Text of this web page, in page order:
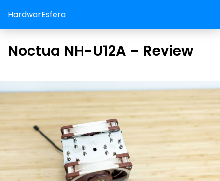
HardwarEsfera
Noctua NH-U12A – Review